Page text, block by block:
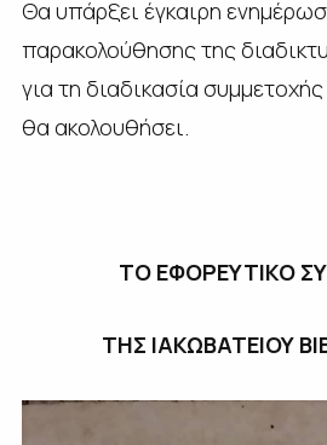
Θα υπάρξει έγκαιρη
παρακολούθησης της
για τη διαδικασία
θα ακολουθήσει.
ΤΟ ΕΦΟΡΕΥΤΙΚΟ
ΤΗΣ ΙΑΚΩΒΑΤΕΙΟΥ